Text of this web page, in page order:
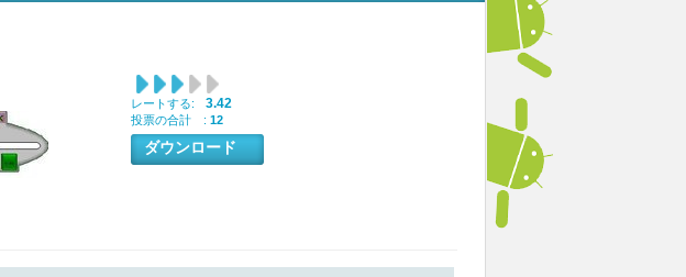
レートする: 3.42
投票の合計 : 12
ダウンロード